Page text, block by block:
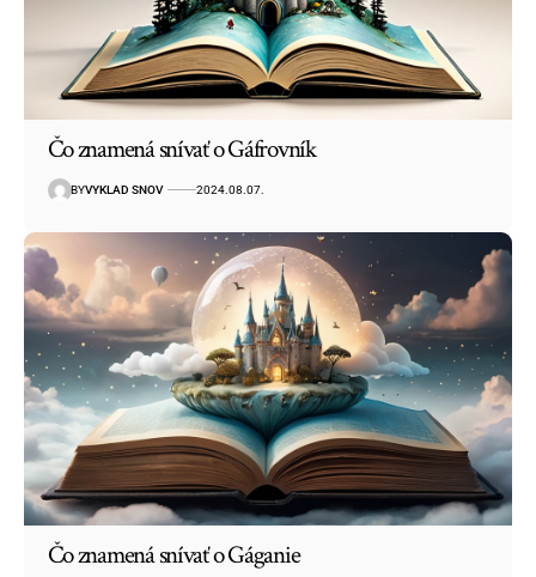
Čo znamená snívať o Gáfrovník
BYVYKLAD SNOV 2024.08.07.
Čo znamená snívať o Gáganie